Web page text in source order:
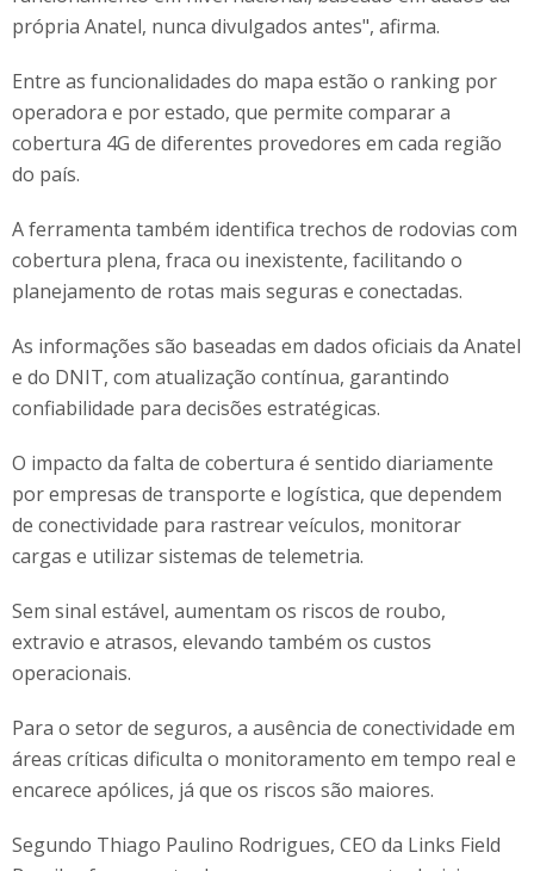
própria Anatel, nunca divulgados antes", afirma.
Entre as funcionalidades do mapa estão o ranking por
operadora e por estado, que permite comparar a
cobertura 4G de diferentes provedores em cada região
do país.
A ferramenta também identifica trechos de rodovias com
cobertura plena, fraca ou inexistente, facilitando o
planejamento de rotas mais seguras e conectadas.
As informações são baseadas em dados oficiais da Anatel
e do DNIT, com atualização contínua, garantindo
confiabilidade para decisões estratégicas.
O impacto da falta de cobertura é sentido diariamente
por empresas de transporte e logística, que dependem
de conectividade para rastrear veículos, monitorar
cargas e utilizar sistemas de telemetria.
Sem sinal estável, aumentam os riscos de roubo,
extravio e atrasos, elevando também os custos
operacionais.
Para o setor de seguros, a ausência de conectividade em
áreas críticas dificulta o monitoramento em tempo real e
encarece apólices, já que os riscos são maiores.
Segundo Thiago Paulino Rodrigues, CEO da Links Field